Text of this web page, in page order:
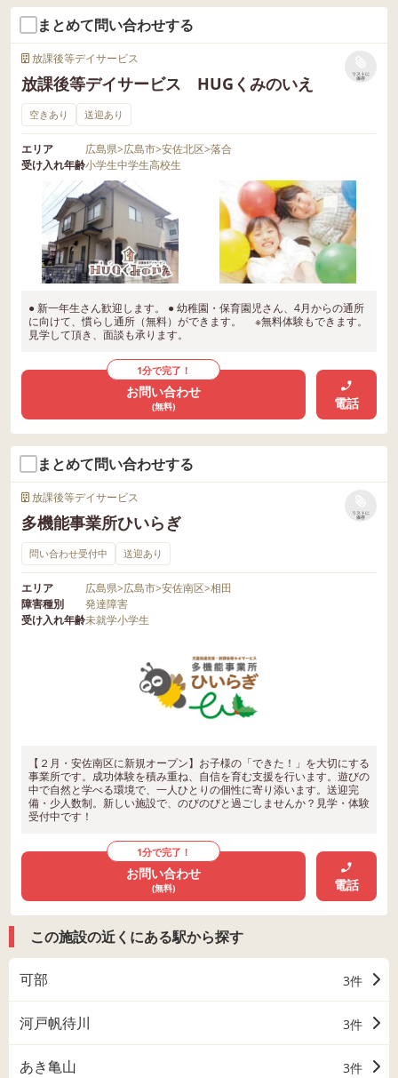
まとめて問い合わせする
放課後等デイサービス
放課後等デイサービス HUGくみのいえ
リストに
保存
空きあり 送迎あり
エリア 広島県>広島市>安佐北区>落合
受け入れ年齢小学生中学生高校生
● 新一年生さん歓迎します。 ● 幼稚園・保育園児さん、4月からの通所
に向けて、慣らし通所（無料）ができます。 ※無料体験もできます。
見学して頂き、面談も承ります。
1分で完了！
お問い合わせ
(無料) 電話
まとめて問い合わせする
放課後等デイサービス
多機能事業所ひいらぎ
リストに
保存
問い合わせ受付中 送迎あり
エリア 広島県>広島市>安佐南区>相田
障害種別
発達障害
受け入れ年齢未就学小学生
【２月・安佐南区に新規オープン】お子様の「できた！」を大切にする
事業所です。成功体験を積み重ね、自信を育む支援を行います。遊びの
中で自然と学べる環境で、一人ひとりの個性に寄り添います。送迎完
備・少人数制。新しい施設で、のびのびと過ごしませんか？見学・体験
受付中です！
1分で完了！
お問い合わせ
(無料) 電話
この施設の近くにある駅から探す
可部 3件
河戸帆待川 3件
あき亀山 3件